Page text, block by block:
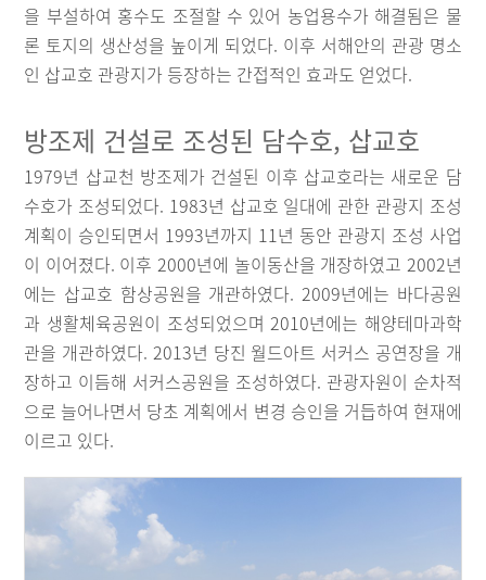
을 부설하여 홍수도 조절할 수 있어 농업용수가 해결됨은 물
론 토지의 생산성을 높이게 되었다. 이후 서해안의 관광 명소
인 삽교호 관광지가 등장하는 간접적인 효과도 얻었다.
방조제 건설로 조성된 담수호, 삽교호
1979년 삽교천 방조제가 건설된 이후 삽교호라는 새로운 담
수호가 조성되었다. 1983년 삽교호 일대에 관한 관광지 조성
계획이 승인되면서 1993년까지 11년 동안 관광지 조성 사업
이 이어졌다. 이후 2000년에 놀이동산을 개장하였고 2002년
에는 삽교호 함상공원을 개관하였다. 2009년에는 바다공원
과 생활체육공원이 조성되었으며 2010년에는 해양테마과학
관을 개관하였다. 2013년 당진 월드아트 서커스 공연장을 개
장하고 이듬해 서커스공원을 조성하였다. 관광자원이 순차적
으로 늘어나면서 당초 계획에서 변경 승인을 거듭하여 현재에
이르고 있다.